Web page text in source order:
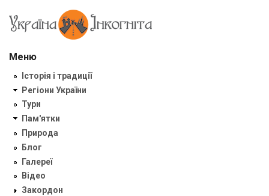
Меню
Історія і традиції
Регіони України
Тури
Пам'ятки
Природа
Блог
Галереї
Відео
Закордон